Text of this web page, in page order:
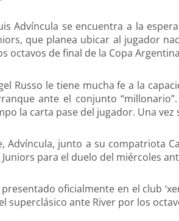
Advíncula se encuentra a la
que planea ubicar al jugador
octavos de final de la Copa
Russo le tiene mucha fe a la
ante el conjunto
la carta pase del jugador. Una vez
Advíncula, junto a su compatriota
para el duelo del miércoles
oficialmente en el club
superclásico ante River por los